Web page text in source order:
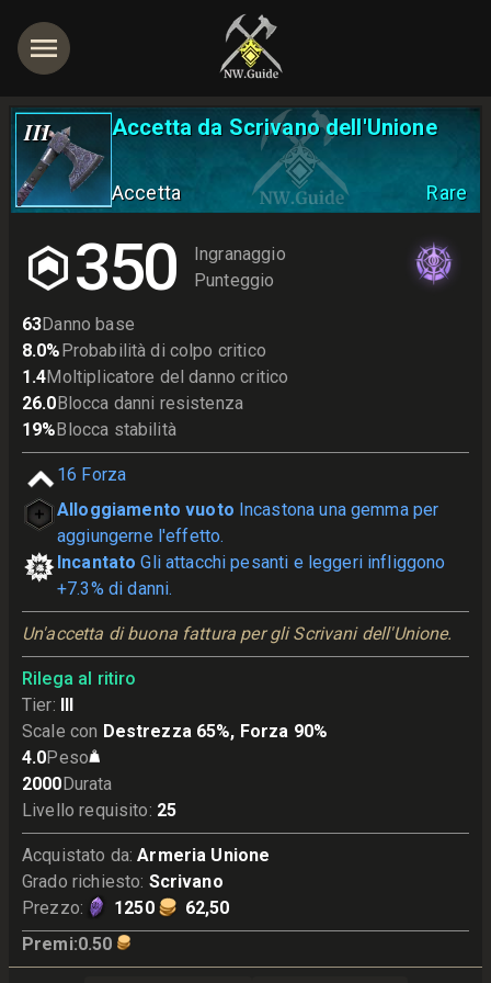
III Accetta da Scrivano dell'Unione
Accetta Rare
350
Ingranaggio
Punteggio
63Danno base
8.0%Probabilità di colpo critico
1.4Moltiplicatore del danno critico
26.0Blocca danni resistenza
19%Blocca stabilità
16 Forza
Alloggiamento vuoto Incastona una gemma per
aggiungerne l'effetto.
Incantato Gli attacchi pesanti e leggeri infliggono
+7.3% di danni.
Un'accetta di buona fattura per gli Scrivani dell'Unione.
Rilega al ritiro
Tier: III
Scale con Destrezza 65%, Forza 90%
4.0Peso
2000Durata
Livello requisito: 25
Acquistato da: Armeria Unione
Grado richiesto: Scrivano
Prezzo: 1250
62,50
Premi:0.50